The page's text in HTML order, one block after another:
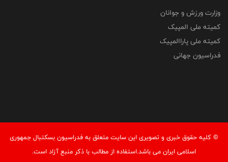
وزارت ورزش و جوانان
کمیته ملی المپیک
کمیته ملی پاراالمپیک
فدراسیون جهانی
© کليه حقوق خبری و تصويری اين سايت متعلق به فدراسیون بسکتبال جمهوری
اسلامی ایران می باشد.استفاده از مطالب با ذكر منبع آزاد است.